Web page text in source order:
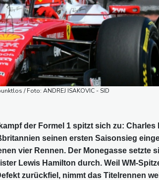
/ Foto: ANDREJ ISAKOVIC - SID
der Formel 1 spitzt sich zu: Charles
seinen ersten Saisonsieg
vier Rennen. Der Monegasse setzte
Lewis Hamilton durch. Weil WM-
zurückfiel, nimmt das Titelrennen